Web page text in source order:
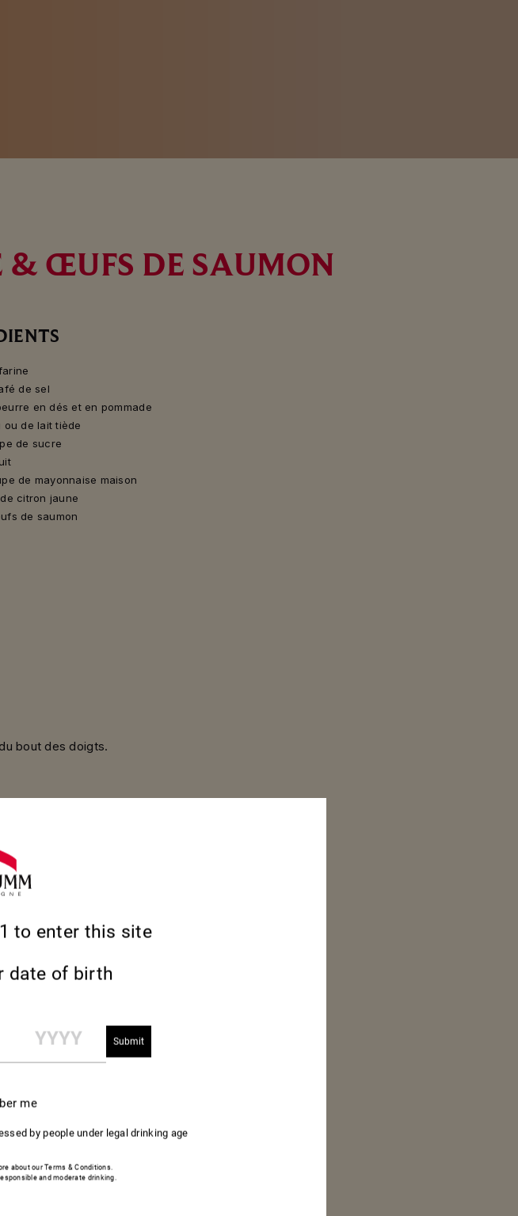
& ŒUFS DE SAUMON
de sel
en dés et en pommade
ou de lait tiède
de sucre
de mayonnaise maison
citron jaune
de saumon
bout des doigts.
CORDON
to enter this site
date of birth
me
by people under legal drinking age
about our Terms & Conditions.
and moderate drinking.